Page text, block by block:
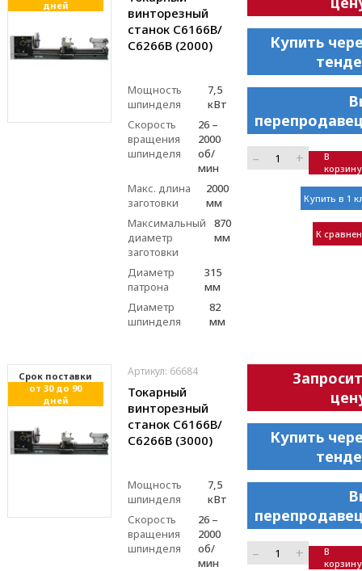
дней
винторезный
станок С6166В/
С6266В (2000)
Мощность
шпинделя
7,5
кВт
Скорость
вращения
шпинделя
26 –
2000
об/
мин
Макс. длина
заготовки
2000
мм
Максимальный
диаметр
заготовки
870
мм
Диаметр
патрона
315
мм
Диаметр
шпинделя
82
мм
Купить
– +
В
корзину
Купить в 1
К
Cрок поставки
от 30 до 90
дней
Артикул: 66684
Токарный
винторезный
станок С6166В/
С6266В (3000)
Мощность
шпинделя
7,5
кВт
Скорость
вращения
шпинделя
26 –
2000
об/
мин
Купить
– +
В
корзину